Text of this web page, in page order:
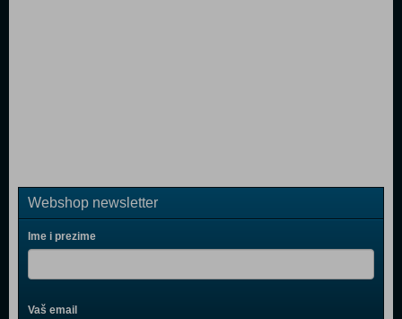
Webshop newsletter
Ime i prezime
Vaš email